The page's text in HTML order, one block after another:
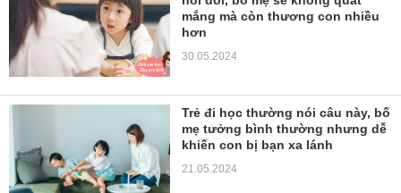
mắng mà còn thương con nhiều
hơn
30.05.2024
Trẻ đi học thường nói câu này, bố
mẹ tưởng bình thường nhưng dễ
khiến con bị bạn xa lánh
21.05.2024